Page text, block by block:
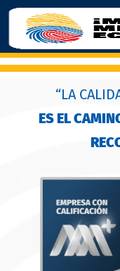
“LA
ES EL